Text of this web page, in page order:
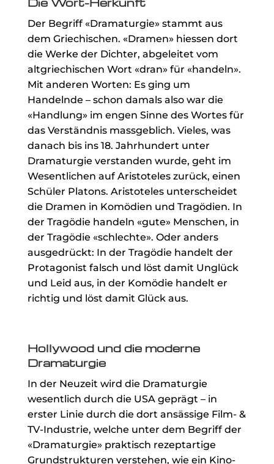
Der Begriff «Dramaturgie» stammt aus
dem Griechischen. «Dramen» hiessen dort
die Werke der Dichter, abgeleitet vom
altgriechischen Wort «dran» für «handeln».
Mit anderen Worten: Es ging um
Handelnde – schon damals also war die
«Handlung» im engen Sinne des Wortes für
das Verständnis massgeblich. Vieles, was
danach bis ins 18. Jahrhundert unter
Dramaturgie verstanden wurde, geht im
Wesentlichen auf Aristoteles zurück, einen
Schüler Platons. Aristoteles unterscheidet
die Dramen in Komödien und Tragödien. In
der Tragödie handeln «gute» Menschen, in
der Tragödie «schlechte». Oder anders
ausgedrückt: In der Tragödie handelt der
Protagonist falsch und löst damit Unglück
und Leid aus, in der Komödie handelt er
richtig und löst damit Glück aus.
Hollywood und die moderne
Dramaturgie
In der Neuzeit wird die Dramaturgie
wesentlich durch die USA geprägt – in
erster Linie durch die dort ansässige Film- &
TV-Industrie, welche unter dem Begriff der
«Dramaturgie» praktisch rezeptartige
Grundstrukturen verstehen, wie ein Kino-